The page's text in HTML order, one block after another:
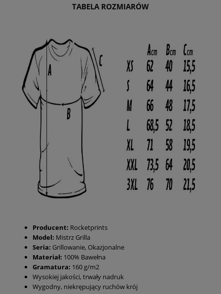
TABELA ROZMIARÓW
Producent: Rocketprints
Model: Mistrz Grilla
Seria: Grillowanie, Okazjonalne
Materiał: 100% Bawełna
Gramatura: 160 g/m2
Wysokiej jakości, trwały nadruk
Wygodny, niekrępujący ruchów krój